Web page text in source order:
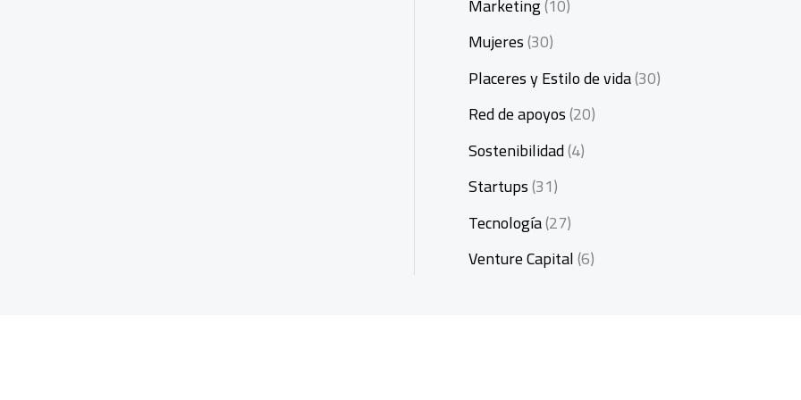
Mujeres(30)
Placeres y Estilo de vida(30)
Red de apoyos(20)
Sostenibilidad(4)
Startups(31)
Tecnología(27)
Venture Capital(6)